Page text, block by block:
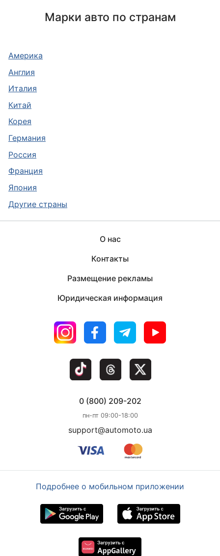
Марки авто по странам
Америка
Англия
Италия
Китай
Корея
Германия
Россия
Франция
Япония
Другие страны
О нас
Контакты
Размещение рекламы
Юридическая информация
0 (800) 209-202
пн-пт 09:00-18:00
support@automoto.ua
Подробнее о мобильном приложении